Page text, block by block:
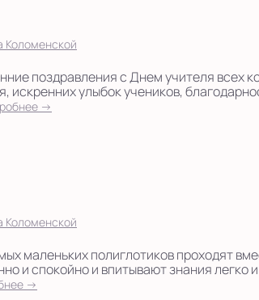
Коломенской
поздравления с Днем учителя всех
искренних улыбок учеников,
→
Коломенской
маленьких полиглотиков проходят
и спокойно и впитывают знания легко
→